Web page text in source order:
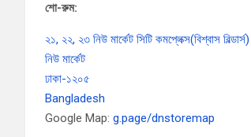
শো-রুম:
২১, ২২, ২৩ নিউ মার্কেট সিটি কমপ্লেক্স(বিশ্বাস বিল্ডার্স)
নিউ মার্কেট
ঢাকা-১২০৫
Bangladesh
Google Map: g.page/dnstoremap